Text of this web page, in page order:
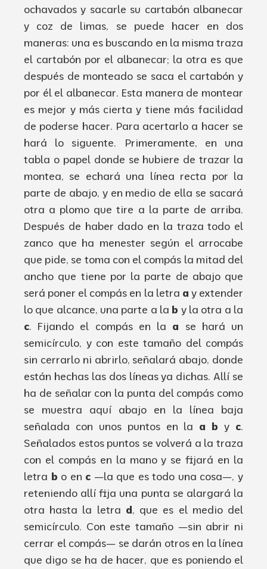
ochavados y sacarle su cartabón albanecar
y coz de limas, se puede hacer en dos
maneras: una es buscando en la mismatraza
el cartabón por el albanecar; la otra es que
después de monteado se saca el cartabón y
por élel albanecar. Esta manera de montear
es mejor y más cierta y tiene más facilidad
de poderse hacer. Para acertarlo a hacer se
hará lo siguente. Primeramente, en una
tabla o papel donde se hubiere detrazar la
montea, se echará una línea recta por la
parte de abajo, y en medio de ella se sacará
otra a plomo que tire a la parte de arriba.
Después de haber dado en la traza todo el
zanco que ha menester según el arrocabe
que pide, se toma con el compás la mitad del
ancho que tiene por la parte de abajo que
será poner el compás en la letra a y extender
lo que alcance, una parte a la b y la otra a la
c. Fijando el compás en la a se hará un
semicírculo, y con este tamaño del compás
sin cerrarloni abrirlo, señalará abajo, donde
están hechas las dos líneasya dichas. Allí se
ha de señalar con la punta del compás como
se muestra aquí abajo en la línea
baja
señalada con unos puntosen la a b y c.
Señalados estos puntos sevolverá a latraza
con el compásen la mano y sefijará en la
letra b o en c —la que es todo una cosa—, y
reteniendo allí fija una punta se alargará la
otra hasta la letra d, que es el medio del
semicírculo. Con este tamaño —sin abrir ni
cerrar el compás— se darán otros en la línea
que digo se ha de hacer, que es poniendo el